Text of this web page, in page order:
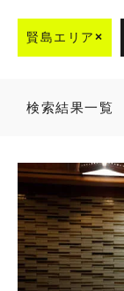
賢島エリア×
検索結果一覧